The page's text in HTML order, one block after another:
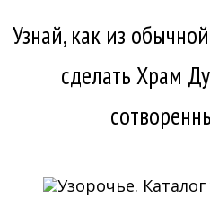
Узнай, как из
сделать Храм